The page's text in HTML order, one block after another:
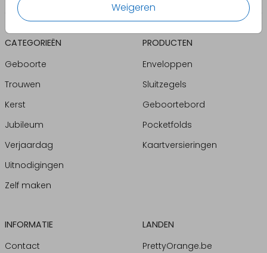
Weigeren
CATEGORIEËN
Geboorte
Trouwen
Kerst
Jubileum
Verjaardag
Uitnodigingen
Zelf maken
PRODUCTEN
Enveloppen
Sluitzegels
Geboortebord
Pocketfolds
Kaartversieringen
INFORMATIE
Contact
LANDEN
PrettyOrange.be